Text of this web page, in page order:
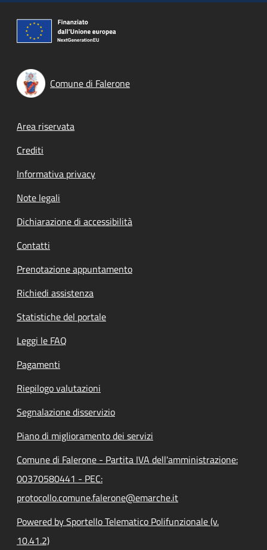
Comune di Falerone
Footer menu
Area riservata
Crediti
Informativa privacy
Note legali
Dichiarazione di accessibilità
Contatti
Prenotazione appuntamento
Richiedi assistenza
Statistiche del portale
Leggi le FAQ
Pagamenti
Riepilogo valutazioni
Segnalazione disservizio
Piano di miglioramento dei servizi
Comune di Falerone - Partita IVA dell'amministrazione:
00370580441 - PEC:
protocollo.comune.falerone@emarche.it
Powered by Sportello Telematico Polifunzionale (v.
10.41.2)